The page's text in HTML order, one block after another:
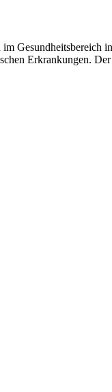
Erkrankungen.